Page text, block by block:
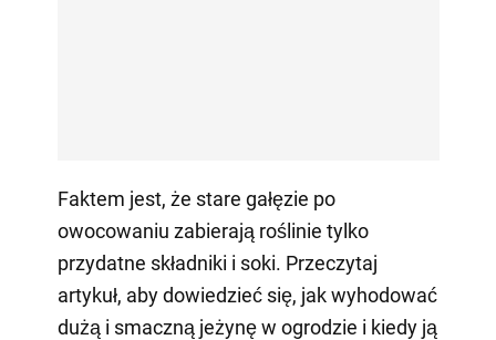
Faktem jest, że stare gałęzie po
owocowaniu zabierają roślinie tylko
przydatne składniki i soki. Przeczytaj
artykuł, aby dowiedzieć się, jak wyhodować
dużą i smaczną jeżynę w ogrodzie i kiedy ją